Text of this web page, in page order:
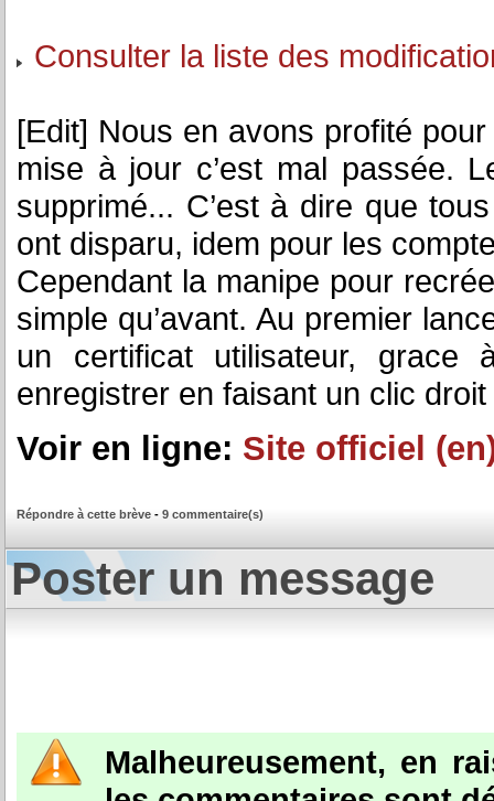
Consulter la liste des
[Edit] Nous en avons profité
mise à jour c’est mal passée.
supprimé... C’est à dire que
ont disparu, idem pour les
Cependant la manipe pour
simple qu’avant. Au premier
un certificat utilisateur, grace
enregistrer en faisant un clic
Voir en ligne: Site officiel
Répondre à cette brève - 9 commentaire(s)
Poster un message
Malheureusement, en